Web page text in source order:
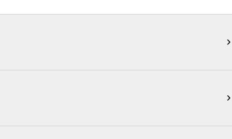

